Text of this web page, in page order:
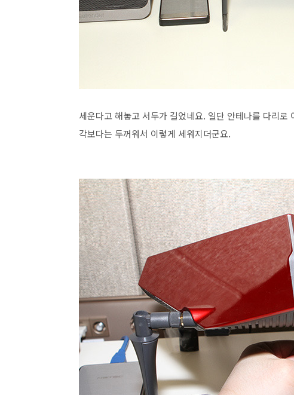
세운다고 해놓고 서두가 길었네요. 일단 안테나를 다리
각보다는 두꺼워서 이렇게 세워지더군요.